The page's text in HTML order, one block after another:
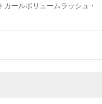
ールボリュームラッシュ・